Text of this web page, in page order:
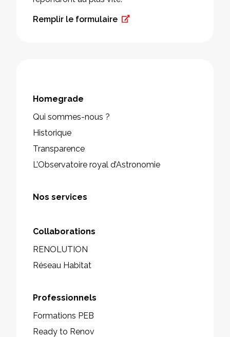
Remplir le formulaire
Homegrade
Qui sommes-nous ?
Historique
Transparence
L’Observatoire royal d’Astronomie
Nos services
Collaborations
RENOLUTION
Réseau Habitat
Professionnels
Formations PEB
Ready to Renov